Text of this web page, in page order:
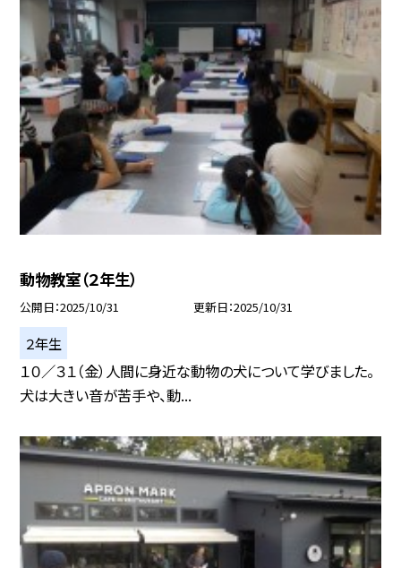
動物教室（２年生）
公開日 2025/10/31 更新日 2025/10/31
２年生
１０／３１（金）人間に身近な動物の犬について学びました。
犬は大きい音が苦手や、動...